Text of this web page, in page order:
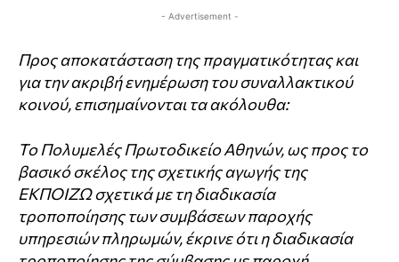
- Advertisement -
Προς αποκατάσταση της πραγματικότητας και
για την ακριβή ενημέρωση του συναλλακτικού
κοινού, επισημαίνονται τα ακόλουθα:
Το Πολυμελές Πρωτοδικείο Αθηνών, ως προς το
βασικό σκέλος της σχετικής αγωγής της
ΕΚΠΟΙΖΩ σχετικά με τη διαδικασία
τροποποίησης των συμβάσεων παροχής
υπηρεσιών πληρωμών, έκρινε ότι η διαδικασία